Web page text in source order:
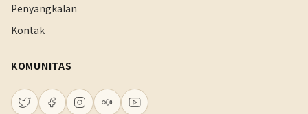
Penyangkalan
Kontak
KOMUNITAS